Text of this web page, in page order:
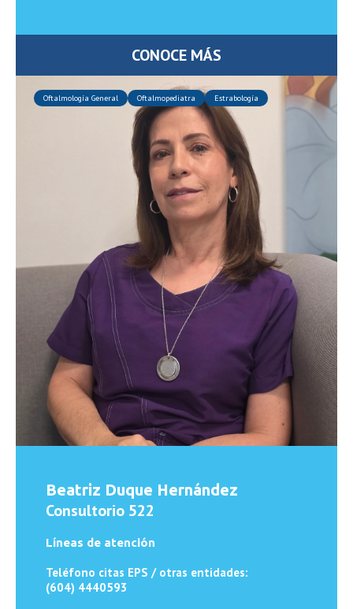
CONOCE MÁS
Oftalmología General Oftalmopediatra Estrabología
Beatriz Duque Hernández
Consultorio 522
Líneas de atención
Teléfono citas EPS / otras entidades:
(604) 4440593